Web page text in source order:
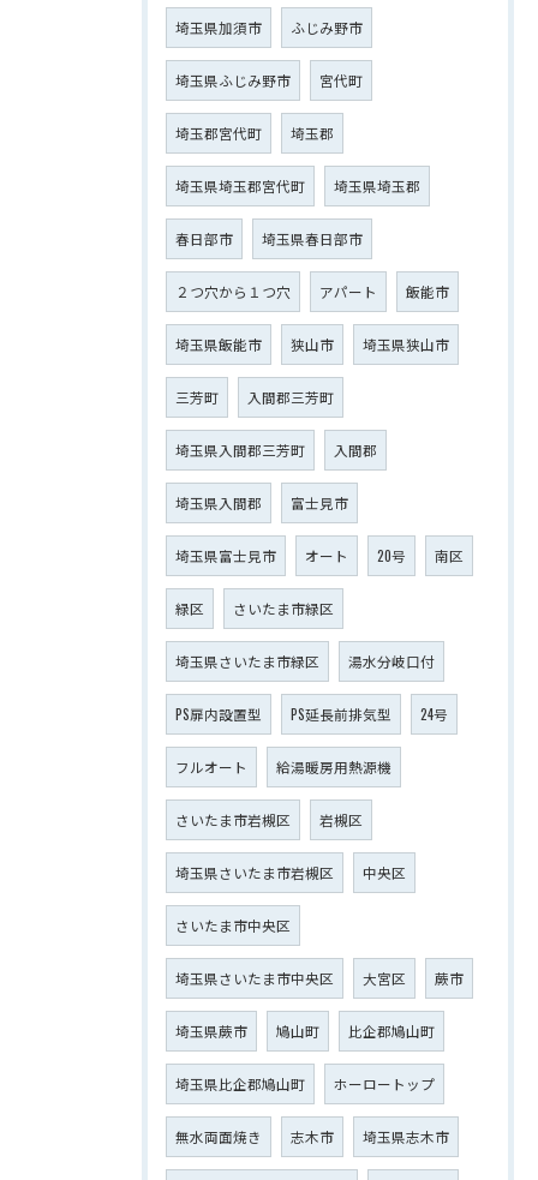
埼玉県加須市 ふじみ野市
埼玉県ふじみ野市 宮代町
埼玉郡宮代町 埼玉郡
埼玉県埼玉郡宮代町 埼玉県埼玉郡
春日部市 埼玉県春日部市
２つ穴から１つ穴 アパート 飯能市
埼玉県飯能市 狭山市 埼玉県狭山市
三芳町 入間郡三芳町
埼玉県入間郡三芳町 入間郡
埼玉県入間郡 富士見市
埼玉県富士見市 オート 20号 南区
緑区 さいたま市緑区
埼玉県さいたま市緑区 湯水分岐口付
PS扉内設置型 PS延長前排気型 24号
フルオート 給湯暖房用熱源機
さいたま市岩槻区 岩槻区
埼玉県さいたま市岩槻区 中央区
さいたま市中央区
埼玉県さいたま市中央区 大宮区 蕨市
埼玉県蕨市 鳩山町 比企郡鳩山町
埼玉県比企郡鳩山町 ホーロートップ
無水両面焼き 志木市 埼玉県志木市